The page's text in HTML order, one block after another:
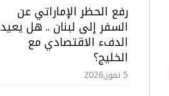
رفع الحظر الإماراتي عن
السفر إلى لبنان .. هل يعيد
الدفء الاقتصادي مع
الخليج؟
5 تموز,2026